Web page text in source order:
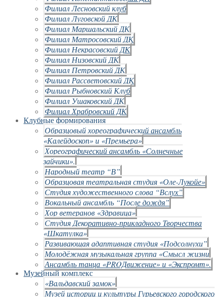
Филиал Лесновский клуб
Филиал Луговской ДК
Филиал Маршальский ДК
Филиал Матросовский ДК
Филиал Некрасовский ДК
Филиал Низовский ДК
Филиал Петровский ДК
Филиал Рассветовский ДК
Филиал Рыбновский Клуб
Филиал Ушаковский ДК
Филиал Храбровский ДК
Клубные формирования
Образцовый хореографический ансамбль
«Калейдоскоп» и «Премьера»
Хореографический ансамбль «Солнечные
зайчики».
Народный театр “В”
Образцовая театральная студия «Оле-Лукойе»
Студия художественного слова “Вслух”
Вокальный ансамбль “После дождя”
Хор ветеранов «Здравица»
Студия Декоративно-прикладного Творчества
«Шкатулка»
Развивающая адаптивная студия «Подсолнухи”
Молодёжная музыкальная группа «Смысл жизни
Ансамбль танца «PROДвижение» и «Экспромт».
Музейный комплекс
«Вальдавский замок»
Музей истории и культуры Гурьевского городского